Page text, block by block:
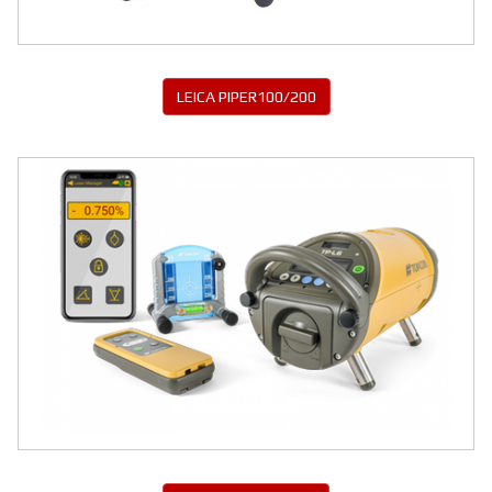
LEICA PIPER100/200